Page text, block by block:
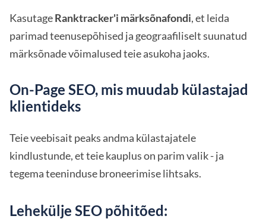
KasutageRanktracker'i märksõnafondi, et leida
parimad teenusepõhised ja geograafiliselt suunatud
märksõnade võimalused teie asukoha jaoks.
On-Page SEO, mis muudab külastajad
klientideks
Teie veebisait peaks andma külastajatele
kindlustunde, et teie kauplus on parim valik - ja
tegema teeninduse broneerimise lihtsaks.
Lehekülje SEO põhitõed: